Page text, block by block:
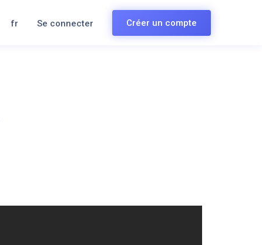
fr Se connecter Créer un compte